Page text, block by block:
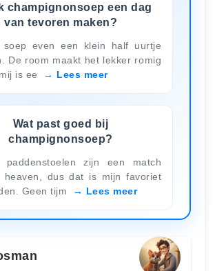
champignonsoep een dag
van tevoren maken?
soep even een klein half uurtje
De room maakt het lekker romig
is ee
Lees meer
Wat past goed bij
champignonsoep?
zijn een match
heaven, dus dat is mijn favoriet
Geen tijm
Lees meer